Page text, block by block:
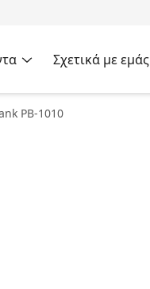
Σχετικά με εμάς
PB-1010